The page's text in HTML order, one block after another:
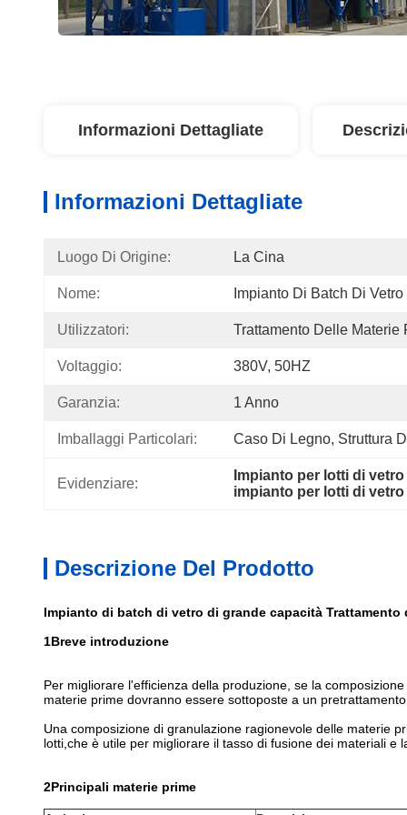
Informazioni Dettagliate
Informazioni Dettagliate
Luogo Di Origine: La Cina
Nome: Impianto Di Batch Di Vetro
Utilizzatori: Trattamento Delle Materie
Voltaggio: 380V, 50HZ
Garanzia: 1 Anno
Imballaggi Particolari: Caso Di Legno, Struttura
Evidenziare:
Impianto per lotti di
impianto per lotti di
Descrizione Del Prodotto
Impianto di batch di vetro di grande capacità Trattamento
1Breve introduzione
Per migliorare l'efficienza della produzione, se la
materie prime dovranno essere sottoposte a un
Una composizione di granulazione ragionevole delle materie
lotti,che è utile per migliorare il tasso di fusione dei materiali e
2Principali materie prime